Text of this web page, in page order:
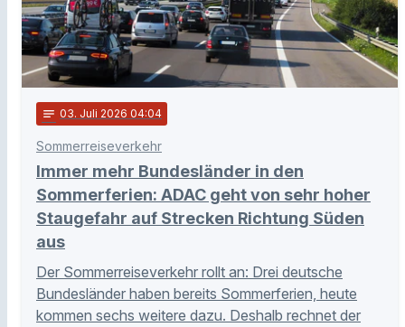
notes 03. Juli 2026 04:04
Sommerreiseverkehr
Immer mehr Bundesländer in den
Sommerferien: ADAC geht von sehr hoher
Staugefahr auf Strecken Richtung Süden
aus
Der Sommerreiseverkehr rollt an: Drei deutsche
Bundesländer haben bereits Sommerferien, heute
kommen sechs weitere dazu. Deshalb rechnet der